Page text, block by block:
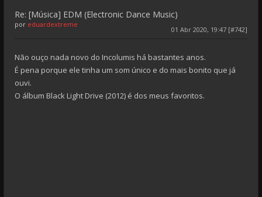
Re: [Música] EDM (Electronic Dance Music)
01 Abr 2020, 19:47 [#742]
por eduardextreme
Não ouço nada novo do Incolumis há bastantes anos.
É pena porque ele tinha um som único e do mais bonito que já
ouvi.
O álbum Black Light Drive (2012) é dos meus favoritos.